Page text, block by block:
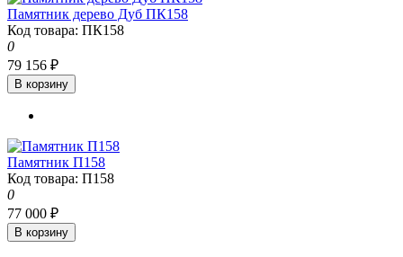
Памятник дерево Дуб ПК158
Код товара: ПК158
0
79 156 ₽
В корзину
Памятник П158
Код товара: П158
0
77 000 ₽
В корзину